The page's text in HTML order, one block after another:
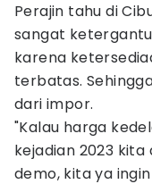
Perajin tahu di
sangat
karena
terbatas.
dari impor.
"Kalau harga
kejadian 2023
demo, kita ya